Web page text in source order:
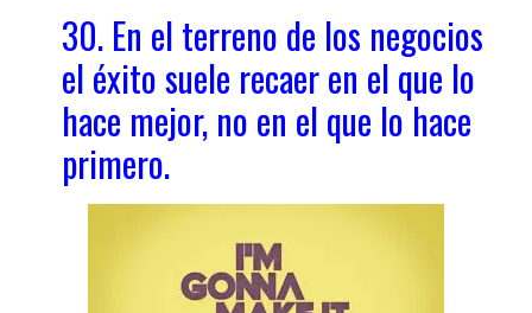
30. En el terreno de los negocios
el éxito suele recaer en el que lo
hace mejor, no en el que lo hace
primero.